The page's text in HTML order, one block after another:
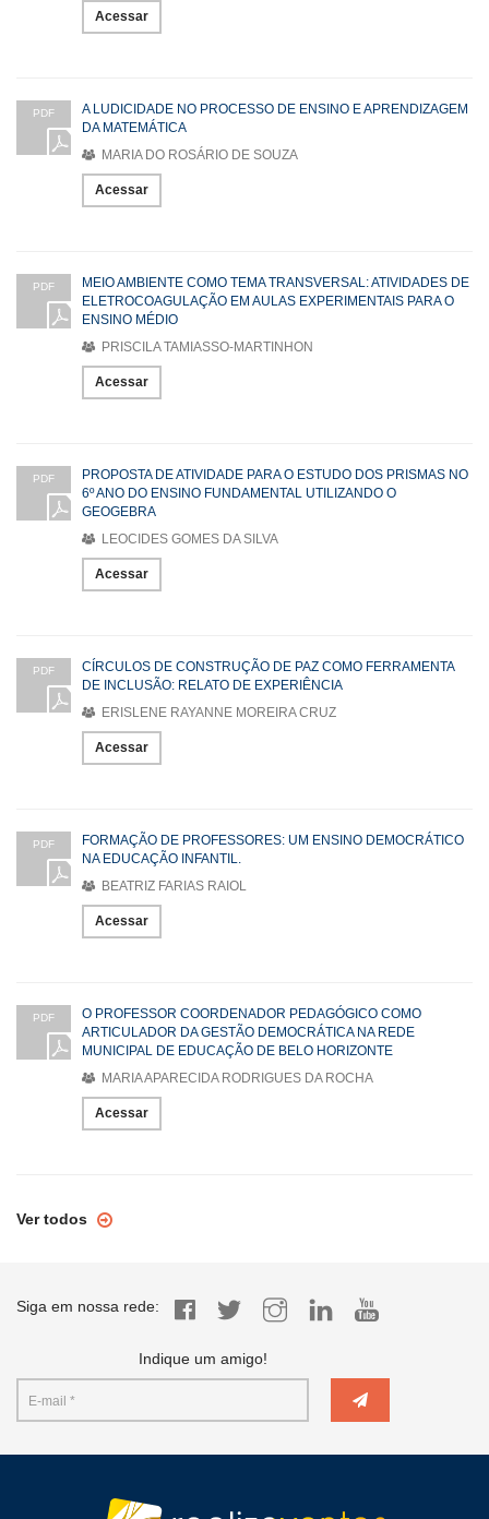
Acessar
PDF
A LUDICIDADE NO PROCESSO DE ENSINO E APRENDIZAGEM
DA MATEMÁTICA
MARIA DO ROSÁRIO DE SOUZA
Acessar
PDF
MEIO AMBIENTE COMO TEMA TRANSVERSAL: ATIVIDADES DE
ELETROCOAGULAÇÃO EM AULAS EXPERIMENTAIS PARA O
ENSINO MÉDIO
PRISCILA TAMIASSO-MARTINHON
Acessar
PDF
PROPOSTA DE ATIVIDADE PARA O ESTUDO DOS PRISMAS NO
6º ANO DO ENSINO FUNDAMENTAL UTILIZANDO O
GEOGEBRA
LEOCIDES GOMES DA SILVA
Acessar
PDF
CÍRCULOS DE CONSTRUÇÃO DE PAZ COMO FERRAMENTA
DE INCLUSÃO: RELATO DE EXPERIÊNCIA
ERISLENE RAYANNE MOREIRA CRUZ
Acessar
PDF
FORMAÇÃO DE PROFESSORES: UM ENSINO DEMOCRÁTICO
NA EDUCAÇÃO INFANTIL.
BEATRIZ FARIAS RAIOL
Acessar
PDF
O PROFESSOR COORDENADOR PEDAGÓGICO COMO
ARTICULADOR DA GESTÃO DEMOCRÁTICA NA REDE
MUNICIPAL DE EDUCAÇÃO DE BELO HORIZONTE
MARIA APARECIDA RODRIGUES DA ROCHA
Acessar
Ver todos
Siga em nossa rede:
Indique um amigo!